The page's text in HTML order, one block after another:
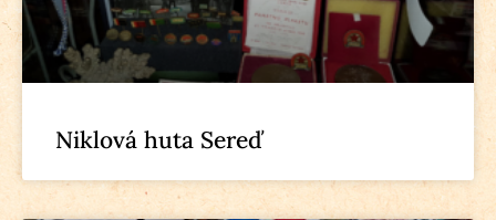
Niklová huta Sereď